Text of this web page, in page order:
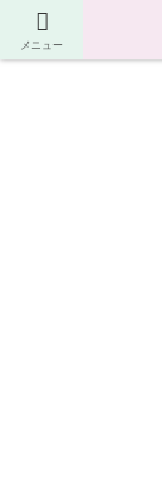
生
メニュー